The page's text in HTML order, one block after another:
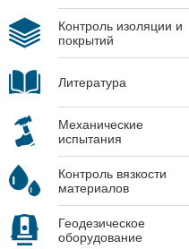
Контроль изоляции и
покрытий
Литература
Механические
испытания
Контроль вязкости
материалов
Геодезическое
оборудование